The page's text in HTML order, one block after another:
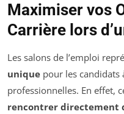
Maximiser vos
Carrière lors
Les salons de l’emploi
unique pour les candidats
professionnelles. En effet,
rencontrer directement